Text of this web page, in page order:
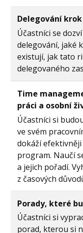
Delegování
Účastníci se
delegování, jaké
existují, jak tato
delegovaného
Time
práci a osobní
Účastníci si
ve svém
dokáží
program. Naučí
a jejich pořadí.
z časových
Porady, které
Účastníci si
porad, kterou si